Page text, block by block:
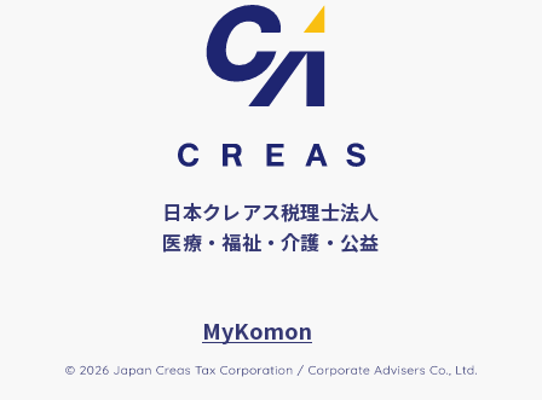
日本クレアス税理士法人
医療・福祉・介護・公益
MyKomon